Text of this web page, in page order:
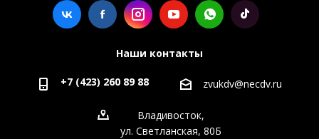
Наши контакты
+7 (423) 260 89 88 zvukdv@necdv.ru
Владивосток,
ул. Светланская, 80Б